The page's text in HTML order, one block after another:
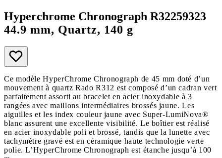
Hyperchrome Chronograph R32259323
44.9 mm, Quartz, 140 g
Ce modèle HyperChrome Chronograph de 45 mm doté d’un
mouvement à quartz Rado R312 est composé d’un cadran vert
parfaitement assorti au bracelet en acier inoxydable à 3
rangées avec maillons intermédiaires brossés jaune. Les
aiguilles et les index couleur jaune avec Super-LumiNova®
blanc assurent une excellente visibilité. Le boîtier est réalisé
en acier inoxydable poli et brossé, tandis que la lunette avec
tachymètre gravé est en céramique haute technologie verte
polie. L’HyperChrome Chronograph est étanche jusqu’à 100